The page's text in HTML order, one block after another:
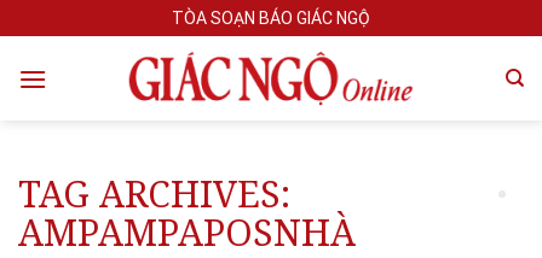
to
content
TÒA SOẠN BÁO GIÁC NGỘ
TAG ARCHIVES:
AMPAMPAPOSNHÀ